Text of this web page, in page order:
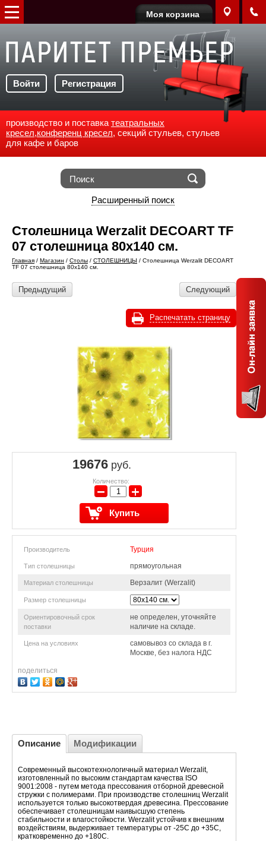
Войти Регистрация
Моя корзина
производство и поставка театральных
кресел,конференц кресел, секций стульев, стульев
для кафе и баров
Расширенный поиск
Столешница Werzalit DECOART TF
07 столешница 80х140 см.
Главная / Магазин / Столы / СТОЛЕШНИЦЫ / Столешница Werzalit DECOART
TF 07 столешница 80х140 см.
Предыдущий Следующий
Распечатать страницу
19676руб.
Количество:
− +
Купить
Производитель Турция
Тип столешницы прямоугольная
Материал столешницы Верзалит (Werzalit)
Размер столешницы
Ориентировочный срок
поставки
не определен, уточняйте
наличие на складе.
Цена на условиях
самовывоз со склада в г.
Москве, без налога НДС
поделиться
Описание Модификации
Современный высокотехнологичный материал Werzalit,
изготовленный по высоким стандартам качества ISO
9001:2008 - путем метода прессования отборной древесной
стружки с полимерами. При производстве столешниц Werzalit
используется только высокотвердая древесина. Прессование
обеспечивает столешницам наивысшую степень
стабильности и влагостойкости. Werzalit устойчив к внешним
воздействиям, выдерживает температуры от -25С до +35С,
кратковременно до +180С.